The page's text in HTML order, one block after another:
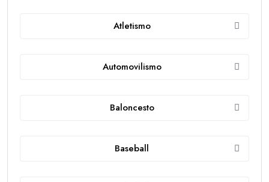
Atletismo
Automovilismo
Baloncesto
Baseball